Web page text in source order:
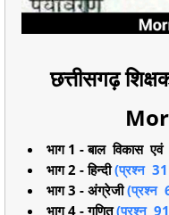
छत्तीसगढ़
भाग 1 - बाल विकास एवं
भाग 2 - हिन्दी(प्रश्न
भाग 3 - अंग्रेजी(प्रश्न
भाग 4 - गणित(प्रश्न